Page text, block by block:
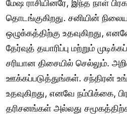
மேஷ ராசியினரே, இந்த நாள்
தொடங்குகிறது. சனியின்
ஒழுக்கத்திற்கு உதவுகிறது,
தேர்வுத் தயாரிப்பு மற்றும்
சரியான திசையில் செல்லும்.
ஊக்கப்படுத்துங்கள். சந்திரன்
உதவுகிறது, எனவே நம்பிக்கை,
தரிசனங்கள் அல்லது